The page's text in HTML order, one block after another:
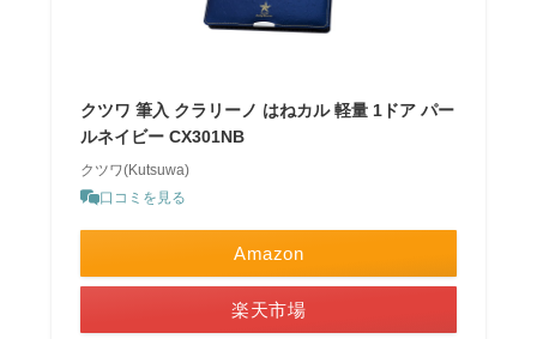
クツワ 筆入 クラリーノ はねカル 軽量 1ドア パー
ルネイビー CX301NB
クツワ(Kutsuwa)
口コミを見る
Amazon
楽天市場